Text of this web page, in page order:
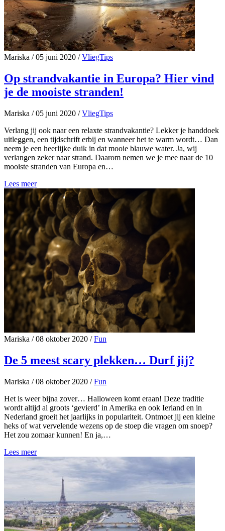
Mariska /05 juni 2020 / VliegTips
Op strandvakantie in Europa? Hier vind
je de mooiste stranden!
Mariska /05 juni 2020 / VliegTips
Verlang jij ook naar een relaxte strandvakantie? Lekker je handdoek
uitleggen, een tijdschrift erbij en wanneer het te warm wordt… Dan
neem je een heerlijke duik in dat mooie blauwe water. Ja, wij
verlangen zeker naar strand. Daarom nemen we je mee naar de 10
mooiste stranden van Europa en…
Lees meer
Mariska /08 oktober 2020 / Fun
De 5 meest scary plekken… Durf jij?
Mariska /08 oktober 2020 / Fun
Het is weer bijna zover… Halloween komt eraan! Deze traditie
wordt altijd al groots ‘gevierd’ in Amerika en ook Ierland en in
Nederland groeit het jaarlijks in populariteit. Ontmoet jij een kleine
heks of wat vervelende wezens op de stoep die vragen om snoep?
Het zou zomaar kunnen! En ja,…
Lees meer